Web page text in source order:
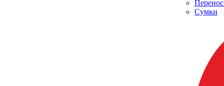
Сумки